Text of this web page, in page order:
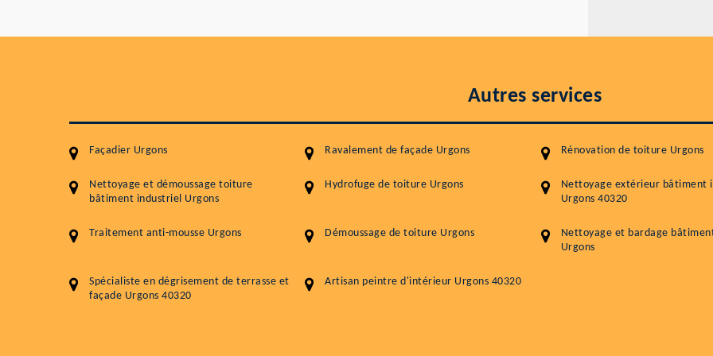
Autres services
Façadier Urgons Ravalement de façade Urgons Rénovation de toiture Urgons
Nettoyage et démoussage toiture
bâtiment industriel Urgons
Hydrofuge de toiture Urgons
Nettoyage extérieur bâtiment
Urgons 40320
Traitement anti-mousse Urgons Démoussage de toiture Urgons
Nettoyage et bardage
Urgons
Spécialiste en dégrisement de terrasse et
façade Urgons 40320
Artisan peintre d'intérieur Urgons 40320